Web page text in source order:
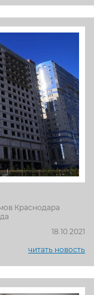
Краснодара
18.10.2021
читать новость